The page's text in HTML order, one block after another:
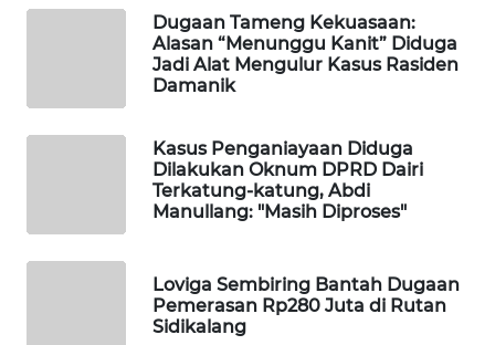
Dugaan Tameng Kekuasaan:
Alasan “Menunggu Kanit” Diduga
Jadi Alat Mengulur Kasus Rasiden
Damanik
Kasus Penganiayaan Diduga
Dilakukan Oknum DPRD Dairi
Terkatung-katung, Abdi
Manullang: "Masih Diproses"
Loviga Sembiring Bantah Dugaan
Pemerasan Rp280 Juta di Rutan
Sidikalang
WAHANA
UMKM